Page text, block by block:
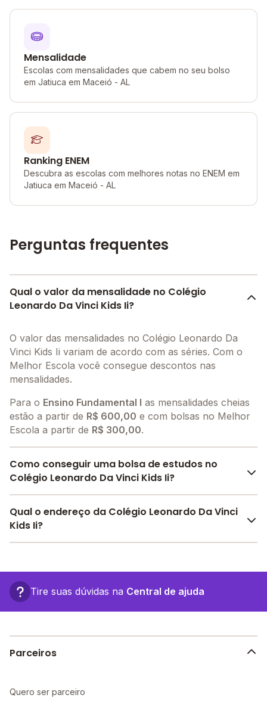
Mensalidade
Escolas com mensalidades que cabem no seu bolso
em Jatiuca em Maceió - AL
Ranking ENEM
Descubra as escolas com melhores notas no ENEM em
Jatiuca em Maceió - AL
Perguntas frequentes
Qual o valor da mensalidade no Colégio
Leonardo Da Vinci Kids Ii?
O valor das mensalidades no Colégio Leonardo Da
Vinci Kids Ii variam de acordo com as séries. Com o
Melhor Escola você consegue descontos nas
mensalidades.
Para o Ensino Fundamental I as mensalidades cheias
estão a partir de R$ 600,00 e com bolsas no Melhor
Escola a partir de R$ 300,00.
Como conseguir uma bolsa de estudos no
Colégio Leonardo Da Vinci Kids Ii?
O Melhor Escola oferece descontos para o Colégio
Leonardo Da Vinci Kids Ii a partir de
. Faça
Qual o endereço da Colégio Leonardo Da Vinci
Kids Ii?
Fernanda, 1280 - Maceió - AL.
Tire suas dúvidas na Central de ajuda
Parceiros
Quero ser parceiro